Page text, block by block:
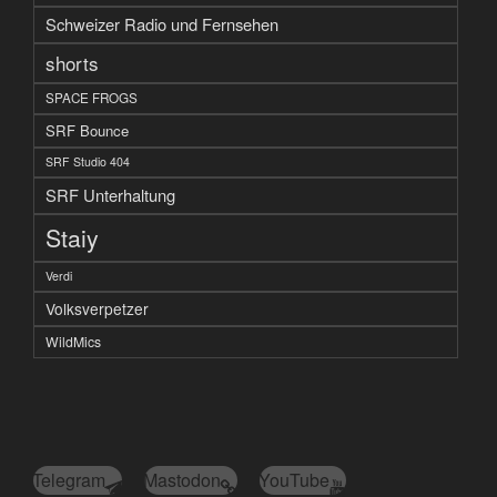
Schweizer Radio und Fernsehen
shorts
SPACE FROGS
SRF Bounce
SRF Studio 404
SRF Unterhaltung
Staiy
Verdi
Volksverpetzer
WildMics
Telegram Mastodon YouTube